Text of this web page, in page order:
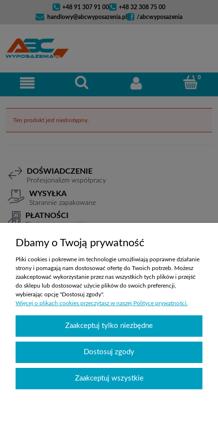
+48 91 307 91 00
+48 32 308 75 00
handlowy@abcwyposazenia.pl
/abcwyposazenia
Ten produkt jest niedostępny.
DOŚWIADCZENIE
Profesjonalizm współpracy
WYSYŁKA
Starannie zapakowane
PŁATNOŚCI
Elastyczne warunki
TRANSPORT
Koszty ustalane indywidualnie
ZAKUPY
POMOC
MOJE KONTO
INFORMACJE
Wyposażenie szkół sklepabcwyposazenia.pl|handlowy@abcwyposazenia.pl
Tel:91 307 91 00| Johna Baildona 24C lok. 25 | NIP: 6342856894 | REGON:
Dbamy o Twoją prywatność
Pliki cookies i pokrewne im technologie umożliwiają poprawne działanie
strony i pomagają nam dostosować ofertę do Twoich potrzeb. Możesz
zaakceptować wykorzystanie przez nas wszystkich tych plików i przejść
do sklepu lub dostosować użycie plików do swoich preferencji,
wybierając opcję "Dostosuj zgody".
Więcej o plikach cookies przeczytasz w naszej Polityce prywatności.
Zaakceptuj tylko niezbędne
Dostosuj zgody
Zaakceptuj wszystkie